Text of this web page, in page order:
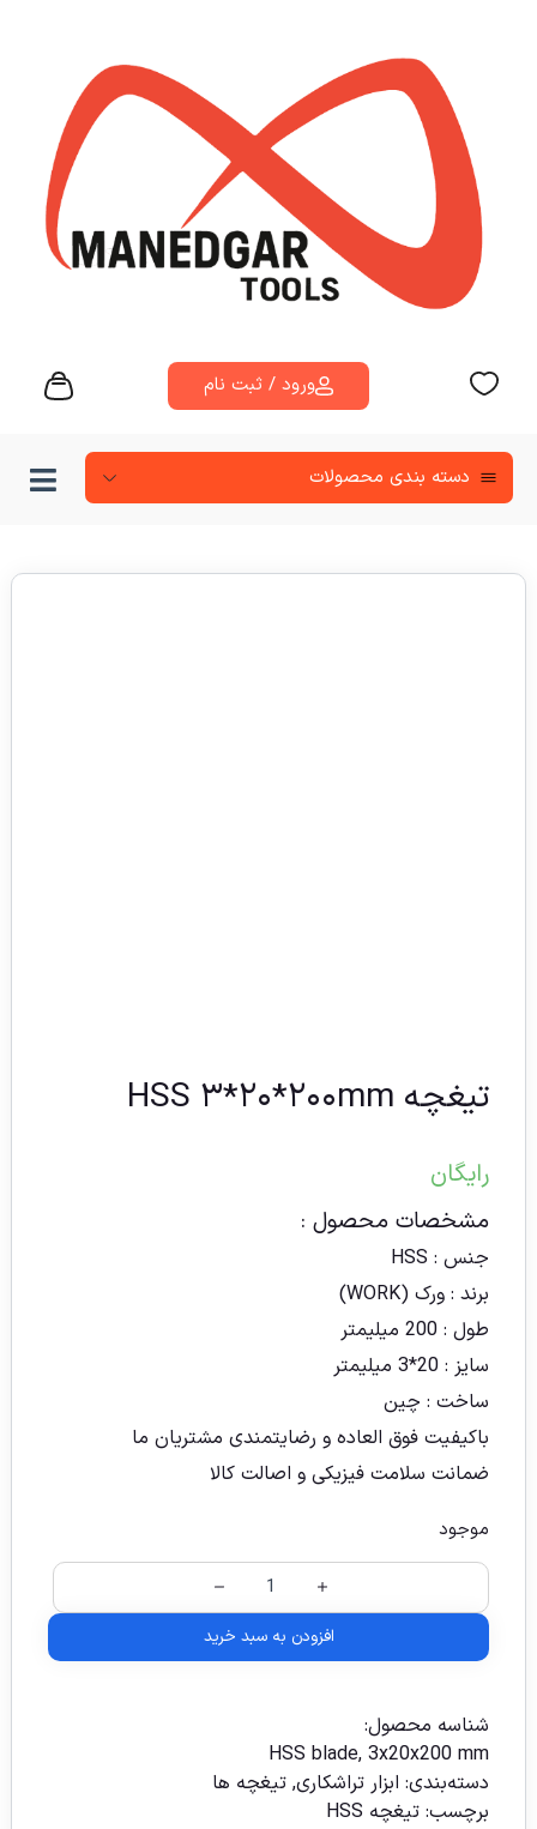
ورود / ثبت نام
دسته‌ بندی محصولات
تیغچه HSS ۳*۲۰*۲۰۰mm
رایگان
مشخصات محصول :
جنس : HSS
برند : ورک (WORK)
طول : 200 میلیمتر
سایز : 20*3 میلیمتر
ساخت : چین
باکیفیت فوق العاده و رضایتمندی مشتریان ما
ضمانت سلامت فیزیکی و اصالت کالا
موجود
افزودن به سبد خرید
شناسه محصول:
HSS blade, 3x20x200 mm
دسته‌بندی: ابزار تراشکاری, تیغچه ها
برچسب: تیغچه HSS